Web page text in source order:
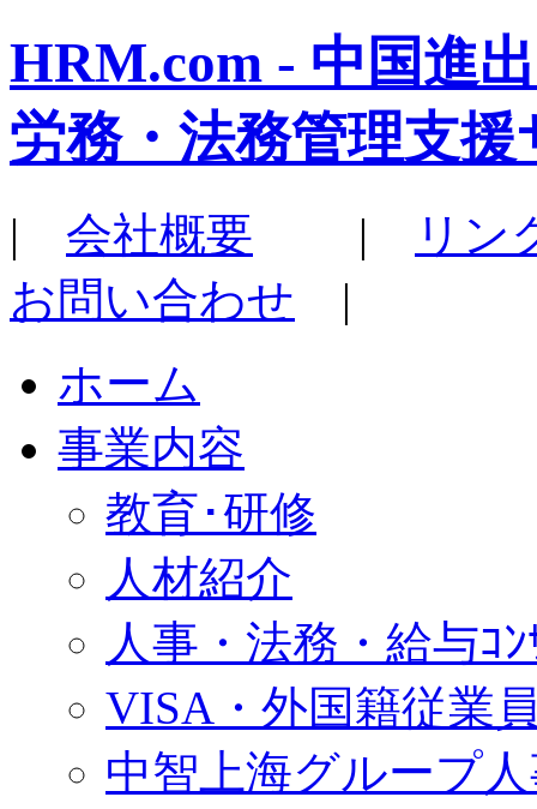
HRM.com - 中国進
労務・法務管理支援
| 会社概要 |
リン
お問い合わせ |
ホーム
事業内容
教育･研修
人材紹介
人事・法務・給与ｺﾝ
VISA・外国籍従業
中智上海グループ